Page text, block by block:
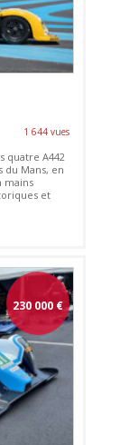
1 644 vues
quatre A442
du Mans, en
mains
et
230 000€